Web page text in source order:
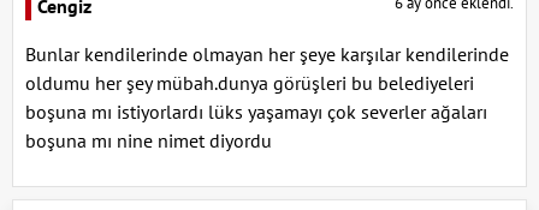
Cengiz
Bunlar kendilerinde olmayan her şeye karşılar kendilerinde
oldumu her şey mübah.dunya görüşleri bu belediyeleri
boşuna mı istiyorlardı lüks yaşamayı çok severler ağaları
boşuna mı nine nimet diyordu